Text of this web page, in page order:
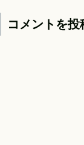
コメントを投